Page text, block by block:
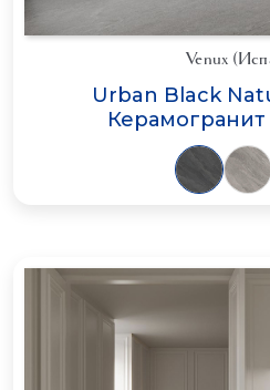
Venux
Urban Black
Керамогранит